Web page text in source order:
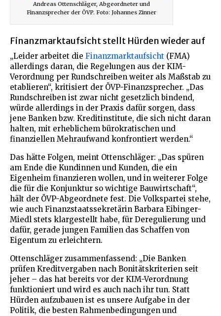
Andreas Ottenschläger, Abgeordneter und
Finanzsprecher der ÖVP. Foto: Johannes Zinner
Finanzmarktaufsicht stellt Hürden wieder auf
„Leider arbeitet die Finanzmarktaufsicht (FMA)
allerdings daran, die Regelungen aus der KIM-
Verordnung per Rundschreiben weiter als Maßstab zu
etablieren“, kritisiert der ÖVP-Finanzsprecher. „Das
Rundschreiben ist zwar nicht gesetzlich bindend,
würde allerdings in der Praxis dafür sorgen, dass
jene Banken bzw. Kreditinstitute, die sich nicht daran
halten, mit erheblichem bürokratischen und
finanziellen Mehraufwand konfrontiert werden.“
Das hätte Folgen, meint Ottenschläger: „Das spüren
am Ende die Kundinnen und Kunden, die ein
Eigenheim finanzieren wollen, und in weiterer Folge
die für die Konjunktur so wichtige Bauwirtschaft“,
hält der ÖVP-Abgeordnete fest. Die Volkspartei stehe,
wie auch Finanzstaatssekretärin Barbara Eibinger-
Miedl stets klargestellt habe, für Deregulierung und
dafür, gerade jungen Familien das Schaffen von
Eigentum zu erleichtern.
Ottenschläger zusammenfassend: „Die Banken
prüfen Kreditvergaben nach Bonitätskriterien seit
jeher – das hat bereits vor der KIM-Verordnung
funktioniert und wird es auch nach ihr tun. Statt
Hürden aufzubauen ist es unsere Aufgabe in der
Politik, die besten Rahmenbedingungen und